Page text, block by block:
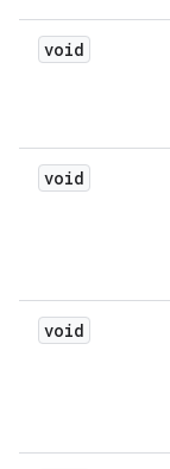
void
void
void